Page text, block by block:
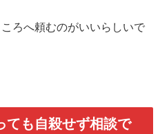
ろへ頼むのがいいらしいで
ても自殺せず相談で